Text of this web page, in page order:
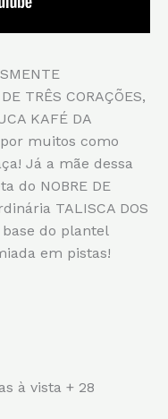
TRÊS CORAÇÕES,
KAFÉ DA
por muitos como
Já a mãe dessa
do NOBRE DE
TALISCA DOS
base do plantel
em pistas!
à vista + 28